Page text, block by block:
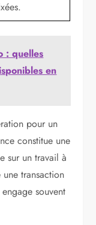
: quelles
en
pour un
constitue une
sur un travail à
transaction
souvent